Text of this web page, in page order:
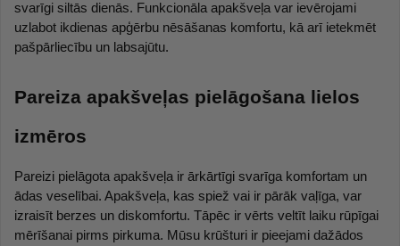
svarīgi siltās dienās. Funkcionāla apakšveļa var ievērojami
uzlabot ikdienas apģērbu nēsāšanas komfortu, kā arī ietekmēt
pašpārliecību un labsajūtu.
Pareiza apakšveļas pielāgošana lielos
izmēros
Pareizi pielāgota apakšveļa ir ārkārtīgi svarīga komfortam un
ādas veselībai. Apakšveļa, kas spiež vai ir pārāk vaļīga, var
izraisīt berzes un diskomfortu. Tāpēc ir vērts veltīt laiku rūpīgai
mērīšanai pirms pirkuma. Mūsu krūšturi ir pieejami dažādos